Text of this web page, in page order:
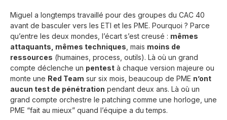
Miguel a longtemps travaillé pour des groupes du CAC 40
avant de basculer vers les ETI et les PME. Pourquoi ? Parce
qu’entre les deux mondes, l’écart s’est creusé : mêmes
attaquants, mêmes techniques , mais moins de
ressources (humaines, process, outils). Là où un grand
compte déclenche un pentest à chaque version majeure ou
monte une Red Team sur six mois, beaucoup de PME n’ont
aucun test de pénétration pendant deux ans. Là où un
grand compte orchestre le patching comme une horloge, une
PME “fait au mieux” quand l’équipe a du temps.